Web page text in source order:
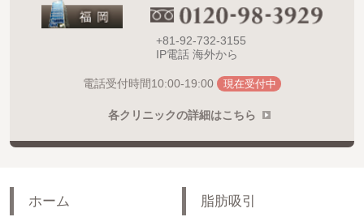
+81-92-732-3155
IP電話 海外から
電話受付時間10:00-19:00 現在受付中
各クリニックの詳細はこちら
ホーム 脂肪吸引